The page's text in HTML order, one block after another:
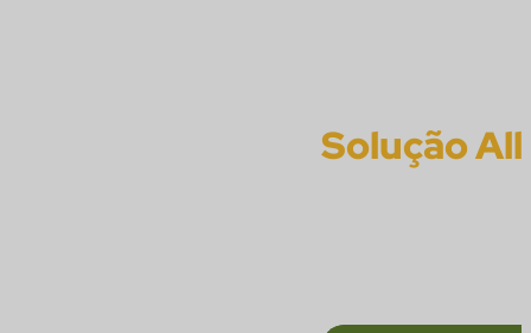
Solução